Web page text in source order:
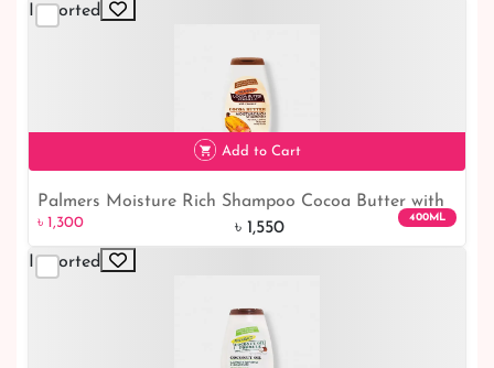
৳ 1,650
Imported
Add to Cart
Palmers Moisture Rich Shampoo Cocoa Butter with
Vitamin-E
৳ 1,300 ৳ 1,550
400ML
Imported